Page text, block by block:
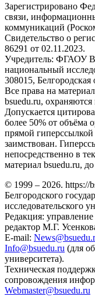
Зарегистрировано
связи,
коммуникаций
Свидетельство о
86291 от 02.11.2023.
Учредитель: ФГАОУ
национальный
308015,
Все права на
bsuedu.ru,
Допускается
более 50% от объёма
прямой гиперссылкой
заимствован.
непосредственно в
материал bsuedu.ru,
© 1999 – 2026. https://
Белгородского
исследовательского
Редакция:
редактор М.Г.
E-mail:
Info@bsuedu.ru (для
университета).
Техническая
сопровождения
Webmaster@bsuedu.ru